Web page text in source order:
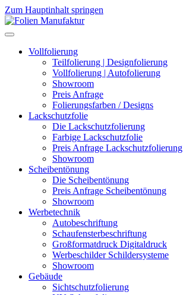
Zum Hauptinhalt springen
Vollfolierung
Teilfolierung | Designfolierung
Vollfolierung | Autofolierung
Showroom
Preis Anfrage
Folierungsfarben / Designs
Lackschutzfolie
Die Lackschutzfolierung
Farbige Lackschutzfolie
Preis Anfrage Lackschutzfolierung
Showroom
Scheibentönung
Die Scheibentönung
Preis Anfrage Scheibentönung
Showroom
Werbetechnik
Autobeschriftung
Schaufensterbeschriftung
Großformatdruck Digitaldruck
Werbeschilder Schildersysteme
Showroom
Gebäude
Sichtschutzfolierung